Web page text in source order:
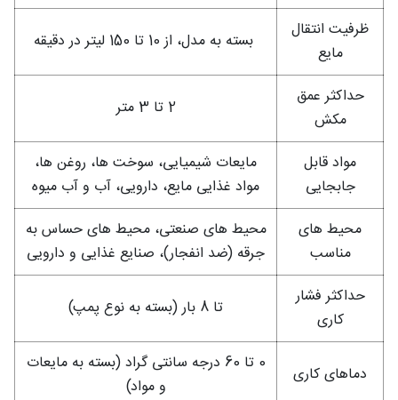
ظرفیت انتقال
مایع
بسته به مدل، از 10 تا 150 لیتر در دقیقه
حداکثر عمق
مکش
2 تا 3 متر
مواد قابل
جابجایی
مایعات شیمیایی، سوخت ها، روغن ها،
مواد غذایی مایع، دارویی، آب و آب میوه
محیط های
مناسب
محیط های صنعتی، محیط های حساس به
جرقه (ضد انفجار)، صنایع غذایی و دارویی
حداکثر فشار
کاری
تا 8 بار (بسته به نوع پمپ)
دماهای کاری
0 تا 60 درجه سانتی گراد (بسته به مایعات
و مواد)